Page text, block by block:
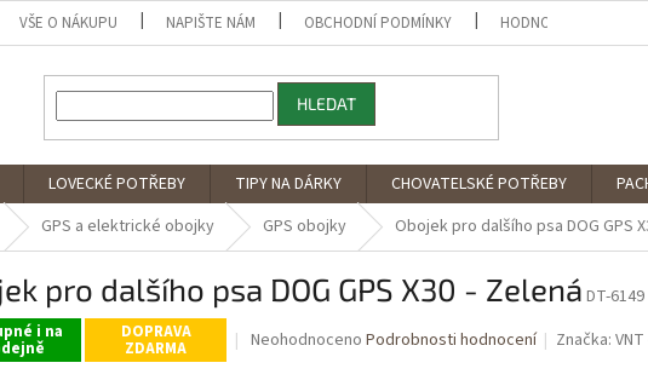
VŠE O NÁKUPU NAPIŠTE NÁM OBCHODNÍ PODMÍNKY HODNOCENÍ OBCHODU
HLEDAT
LOVECKÉ POTŘEBY TIPY NA DÁRKY CHOVATELSKÉ POTŘEBY
GPS a elektrické obojky GPS obojky Obojek pro dalšího psa DOG GPS
pro dalšího psa DOG GPS X30 - Zelená DT-6149
i na DOPRAVA
ZDARMA
Průměrné
Neohodnoceno Podrobnosti hodnocení Značka: